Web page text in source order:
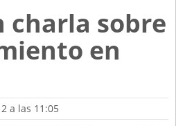
charla sobre
en
a las 11:05